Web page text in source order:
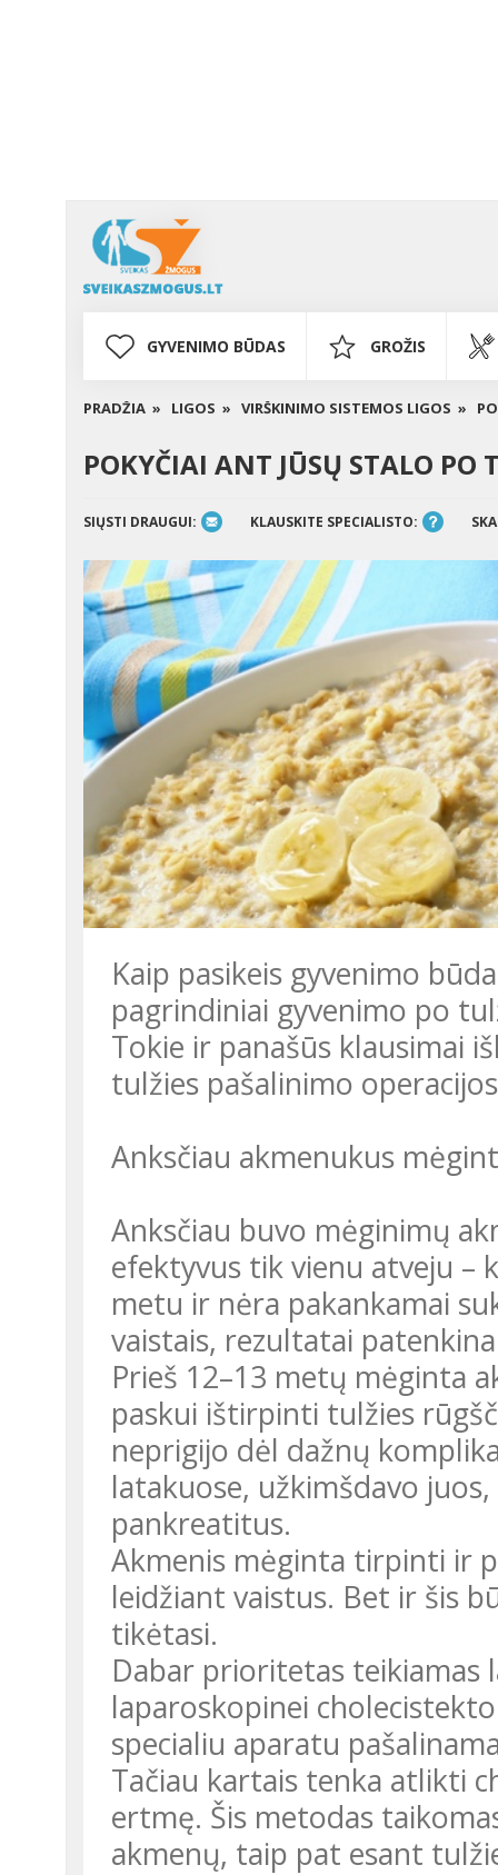
GYVENIMO BŪDAS GROŽIS
PRADŽIA » LIGOS » VIRŠKINIMO SISTEMOS LIGOS »
POKYČIAI ANT JŪSŲ STALO PO
SIŲSTI DRAUGUI: KLAUSKITE SPECIALISTO:
Kaip pasikeis gyvenimo
pagrindiniai gyvenimo po
Tokie ir panašūs klausimai
tulžies pašalinimo
Anksčiau akmenukus
Anksčiau buvo mėginimų
efektyvus tik vienu atveju –
metu ir nėra pakankamai
vaistais, rezultatai
Prieš 12–13 metų mėginta
paskui ištirpinti tulžies
neprigijo dėl dažnų
latakuose, užkimšdavo
pankreatitus.
Akmenis mėginta tirpinti ir
leidžiant vaistus. Bet ir šis
tikėtasi.
Dabar prioritetas teikiamas
laparoskopinei
specialiu aparatu
Tačiau kartais tenka atlikti
ertmę. Šis metodas
akmenų, taip pat esant